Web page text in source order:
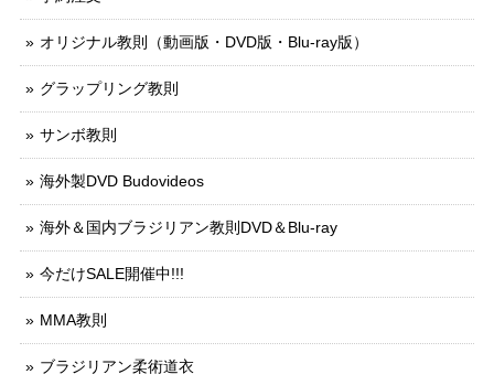
オリジナル教則（動画版・DVD版・Blu-ray版）
グラップリング教則
サンボ教則
海外製DVD Budovideos
海外＆国内ブラジリアン教則DVD＆Blu-ray
今だけSALE開催中!!!
MMA教則
ブラジリアン柔術道衣